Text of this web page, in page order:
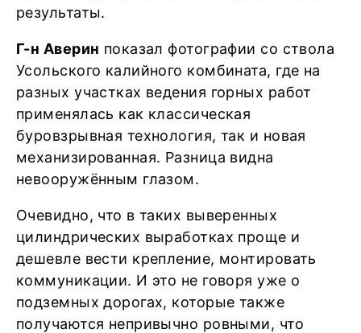
результаты.
Г-н Аверин показал фотографии со ствола
Усольского калийного комбината, где на
разных участках ведения горных работ
применялась как классическая
буровзрывная технология, так и новая
механизированная. Разница видна
невооружённым глазом.
Очевидно, что в таких выверенных
цилиндрических выработках проще и
дешевле вести крепление, монтировать
коммуникации. И это не говоря уже о
подземных дорогах, которые также
получаются непривычно ровными, что